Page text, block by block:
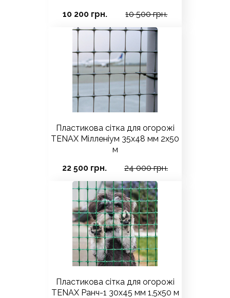
10 200 грн.
10 500 грн.
Пластикова сітка для огорожі
TENAX Мілленіум 35х48 мм 2х50
м
22 500 грн.
24 000 грн.
Пластикова сітка для огорожі
TENAX Ранч-1 30х45 мм 1,5х50 м